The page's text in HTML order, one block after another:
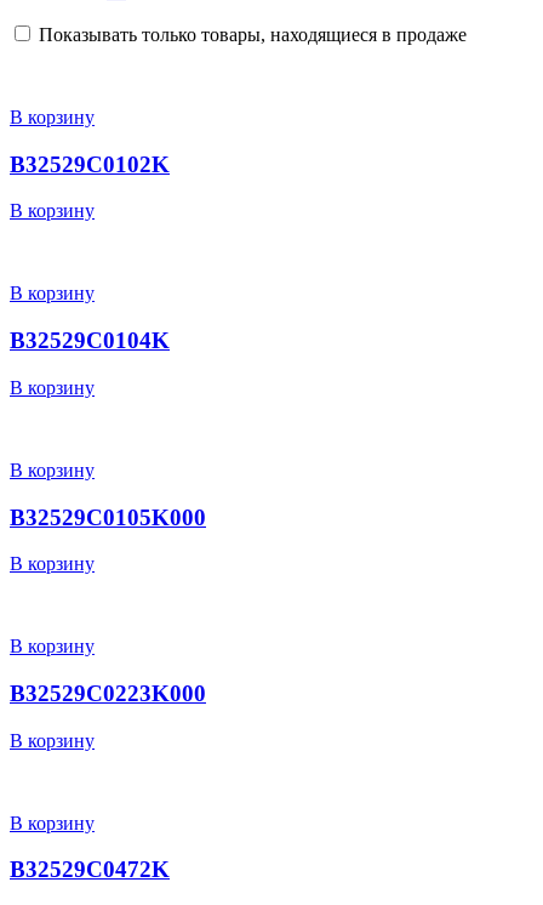
Показывать только товары, находящиеся в продаже
В корзину
B32529C0102K
В корзину
В корзину
B32529C0104K
В корзину
В корзину
B32529C0105K000
В корзину
В корзину
B32529C0223K000
В корзину
В корзину
B32529C0472K